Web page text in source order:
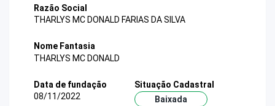
Razão Social
THARLYS MC DONALD FARIAS DA SILVA
Nome Fantasia
THARLYS MC DONALD
Data de fundação
08/11/2022
Situação Cadastral
Baixada